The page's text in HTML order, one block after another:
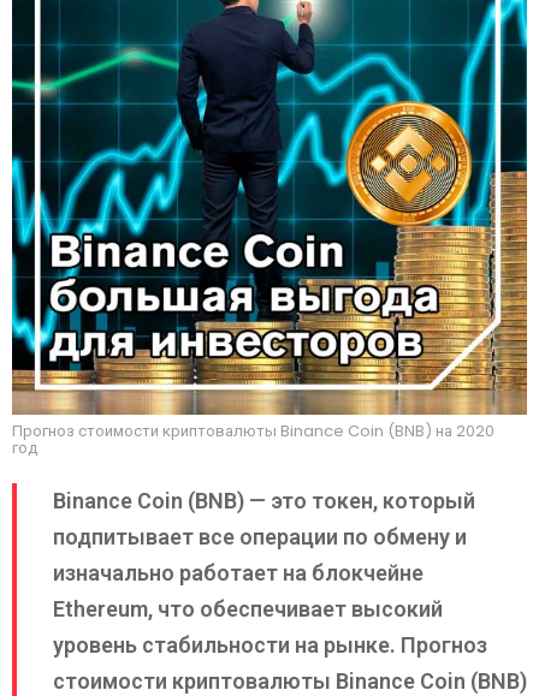
Прогноз стоимости криптовалюты Binance Coin (BNB) на 2020
год
Binance Coin (BNB) — это токен, который
подпитывает все операции по обмену и
изначально работает на блокчейне
Ethereum, что обеспечивает высокий
уровень стабильности на рынке. Прогноз
стоимости криптовалюты Binance Coin (BNB)